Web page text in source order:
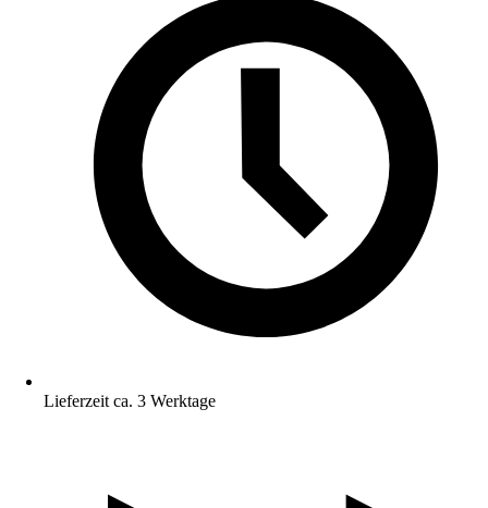
Lieferzeit ca. 3 Werktage